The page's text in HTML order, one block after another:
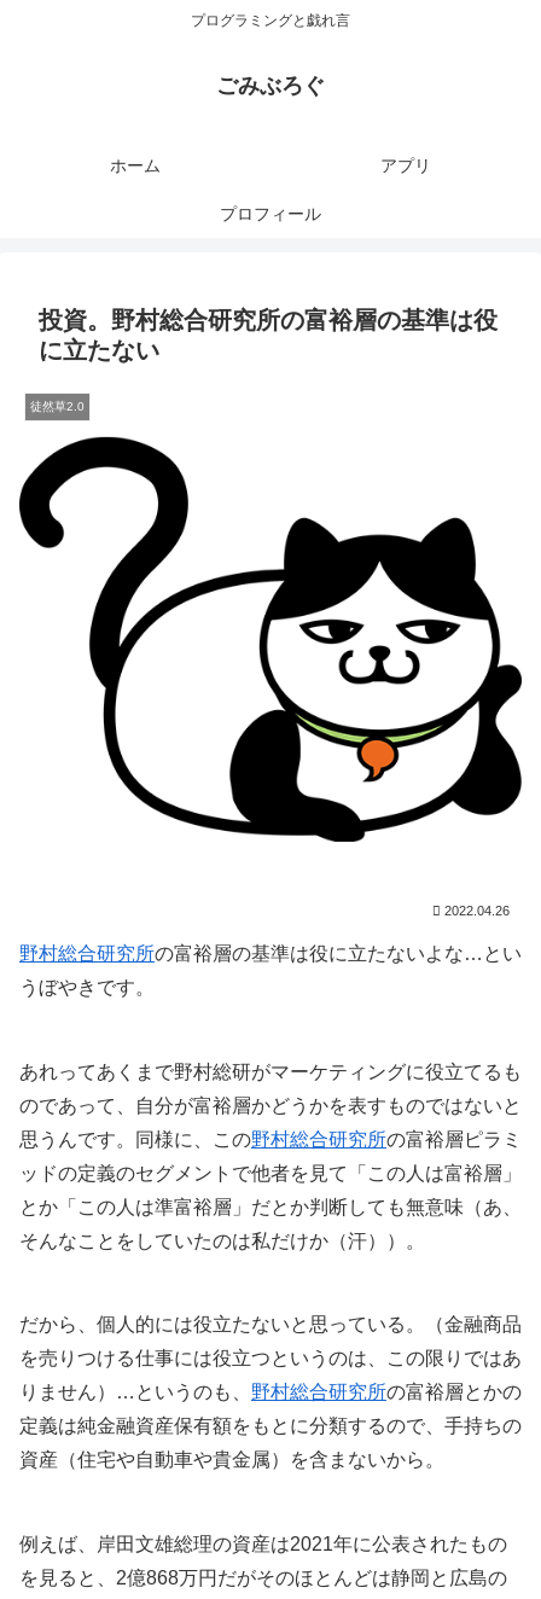
プログラミングと戯れ言
ごみぶろぐ
ホーム アプリ
プロフィール
投資。野村総合研究所の富裕層の基準は役
に立たない
徒然草2.0
2022.04.26
野村総合研究所の富裕層の基準は役に立たないよな…とい
うぼやきです。
あれってあくまで野村総研がマーケティングに役立てるも
のであって、自分が富裕層かどうかを表すものではないと
思うんです。同様に、この野村総合研究所の富裕層ピラミ
ッドの定義のセグメントで他者を見て「この人は富裕層」
とか「この人は準富裕層」だとか判断しても無意味（あ、
そんなことをしていたのは私だけか（汗））。
だから、個人的には役立たないと思っている。（金融商品
を売りつける仕事には役立つというのは、この限りではあ
りません）…というのも、 野村総合研究所の富裕層とかの
定義は純金融資産保有額をもとに分類するので、手持ちの
資産（住宅や自動車や貴金属）を含まないから。
例えば、岸田文雄総理の資産は2021年に公表されたもの
を見ると、2億868万円だがそのほとんどは静岡と広島の